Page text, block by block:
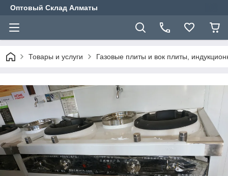
Оптовый Склад Алматы
Товары и услуги Газовые плиты и вок плиты,